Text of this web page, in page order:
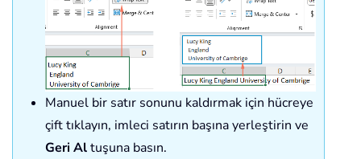
Manuel bir satır sonunu kaldırmak için hücreye
çift tıklayın, imleci satırın başına yerleştirin ve
Geri Altuşuna basın.